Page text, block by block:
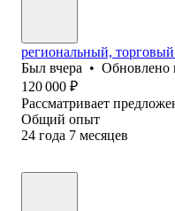
региональный, торговый
Был вчера • Обновлено
120 000 ₽
Рассматривает
Общий опыт
24 года 7 месяцев